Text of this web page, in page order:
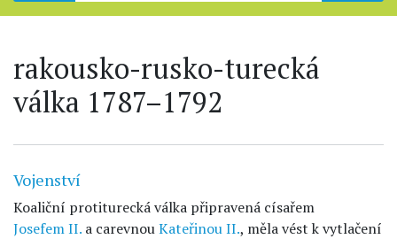
rakousko-rusko-turecká
válka 1787–1792
Vojenství
Koaliční protiturecká válka připravená císařem
Josefem II. a carevnouKateřinou II., měla vést k vytlačení